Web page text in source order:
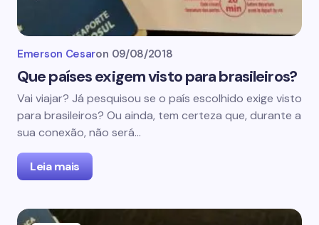
Emerson Cesaron 09/08/2018
Que países exigem visto para brasileiros?
Vai viajar? Já pesquisou se o país escolhido exige visto
para brasileiros? Ou ainda, tem certeza que, durante a
sua conexão, não será…
Leia mais